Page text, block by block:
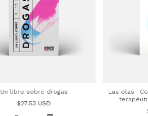
Un libro sobre drogas
$27.53 USD
Las olas |